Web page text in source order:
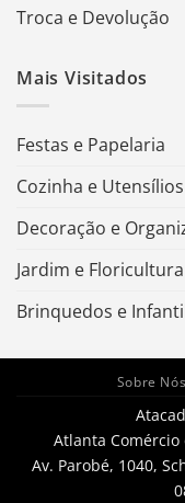
Troca e Devolução
Mais Visitados
Festas e Papelaria
Cozinha e Utensílios
Decoração e
Jardim e Floricultura
Brinquedos e
Sobre Nós
Atlanta
Av. Parobé, 1040,